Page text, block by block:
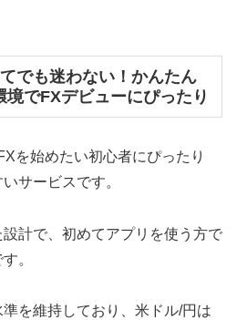
でも迷わない！かんたん
でFXデビューにぴったり
を始めたい初心者にぴったり
サービスです。
計で、初めてアプリを使う方で
。
を維持しており、米ドル/円は